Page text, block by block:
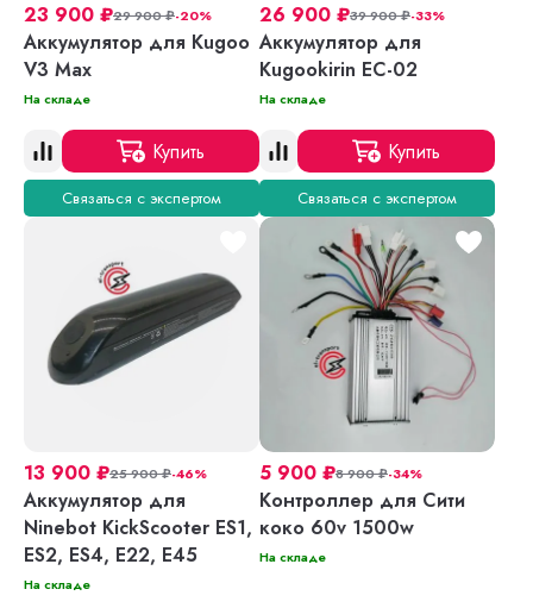
23 900 ₽29 900₽-20%
Аккумулятор для Kugoo
V3 Max
На складе
Купить
Связаться с экспертом
26 900 ₽39 900₽-33%
Аккумулятор для
Kugookirin EC-02
На складе
Купить
Связаться с экспертом
13 900 ₽25 900₽-46%
Аккумулятор для
Ninebot KickScooter ES1,
ES2, ES4, E22, E45
На складе
5 900 ₽8 900₽-34%
Контроллер для Сити
коко 60v 1500w
На складе